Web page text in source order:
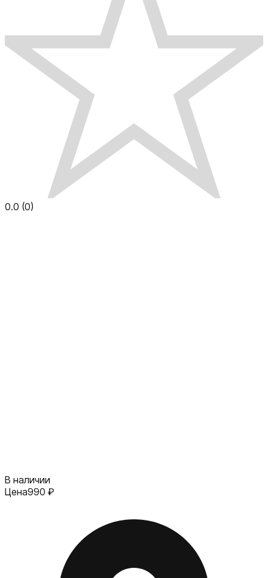
0.0 (0)
В наличии
Цена990 ₽